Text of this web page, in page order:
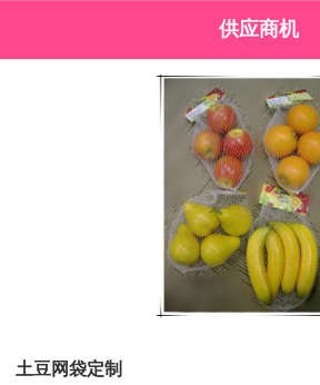
供应商机
土豆网袋定制